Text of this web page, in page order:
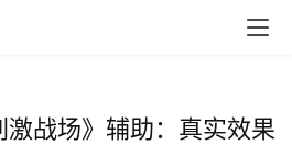
战场》辅助：真实效果